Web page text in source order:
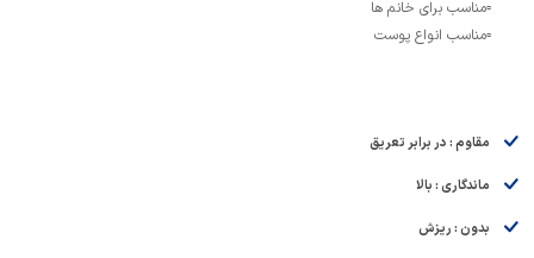
▫️مناسب انواع پوست
مقاوم : در برابر تعریق
ماندگاری : بالا
بدون : ریزش